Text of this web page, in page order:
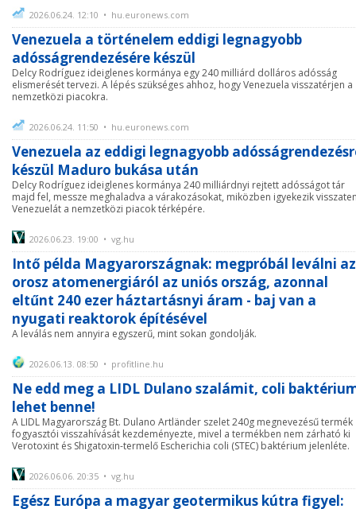
2026.06.24. 12:10 • hu.euronews.com
Venezuela a történelem eddigi legnagyobb
adósságrendezésére készül
Delcy Rodríguez ideiglenes kormánya egy 240 milliárd dolláros adósság
elismerését tervezi. A lépés szükséges ahhoz, hogy Venezuela visszatérjen a
nemzetközi piacokra.
2026.06.24. 11:50 • hu.euronews.com
Venezuela az eddigi legnagyobb
készül Maduro bukása után
Delcy Rodríguez ideiglenes kormánya 240 milliárdnyi rejtett adósságot tár
majd fel, messze meghaladva a várakozásokat, miközben igyekezik
Venezuelát a nemzetközi piacok térképére.
2026.06.23. 19:00 • vg.hu
Intő példa Magyarországnak: megpróbál leválni az
orosz atomenergiáról az uniós ország, azonnal
eltűnt 240 ezer háztartásnyi áram - baj van a
nyugati reaktorok építésével
A leválás nem annyira egyszerű, mint sokan gondolják.
2026.06.13. 08:50 • profitline.hu
Ne edd meg a LIDL Dulano szalámit, coli
lehet benne!
A LIDL Magyarország Bt. Dulano Artländer szelet 240g megnevezésű termék
fogyasztói visszahívását kezdeményezte, mivel a termékben nem zárható ki
Verotoxint és Shigatoxin-termelő Escherichia coli (STEC) baktérium jelenléte.
2026.06.06. 20:35 • vg.hu
Egész Európa a magyar geotermikus kútra figyel: